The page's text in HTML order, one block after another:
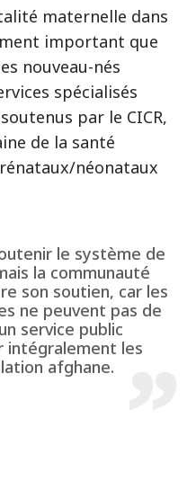
maternelle dans
important que
nouveau-nés
spécialisés
par le CICR,
de la santé
néonataux
le système de
la communauté
son soutien, car les
ne peuvent pas de
service public
intégralement les
afghane.